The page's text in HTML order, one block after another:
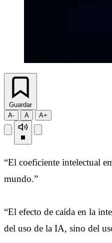
Guardar
A-
A A+
“El coeficiente intelectual
mundo.”
“El efecto de caída en la
del uso de la IA, sino del